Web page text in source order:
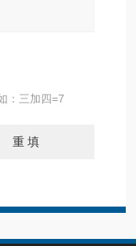
：三加四=7